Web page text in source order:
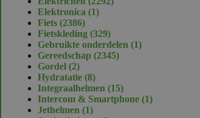
Elektronica 11
Fiets 23862386
producten
Fietskleding 329329
producten
Gebruikte onderdelen 11
Gereedschap 23452345
Gordel 22
producten
Hydratatie 88
producten
Integraalhelmen 1515
producten
Intercom & Smartphone 11
Jethelmen 11